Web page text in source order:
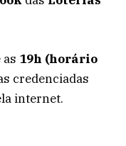
19h (horário
credenciadas
internet.